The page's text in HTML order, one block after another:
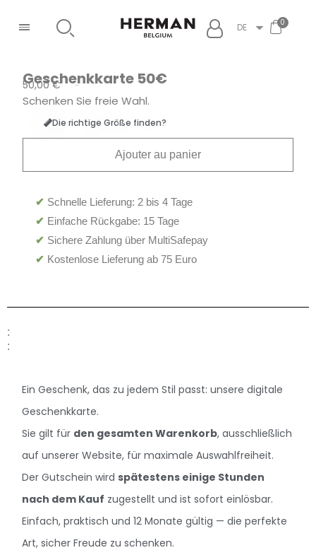
DE
Geschenkkarte 50€
50,00 €
Schenken Sie freie Wahl.
Die richtige Größe finden?
Ajouter au panier
✔ Schnelle Lieferung: 2 bis 4 Tage
✔ Einfache Rückgabe: 15 Tage
✔ Sichere Zahlung über MultiSafepay
✔ Kostenlose Lieferung ab 75 Euro
:
:
Ein Geschenk, das zu jedem Stil passt: unsere digitale
Geschenkkarte.
Sie gilt für den gesamten Warenkorb, ausschließlich
auf unserer Website, für maximale Auswahlfreiheit.
Der Gutschein wirdspätestens einige Stunden
nach dem Kauf zugestellt und ist sofort einlösbar.
Einfach, praktisch und 12 Monate gültig — die perfekte
Art, sicher Freude zu schenken.